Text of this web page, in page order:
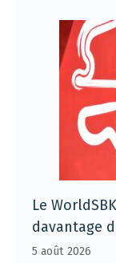
Le
davantage
5 août 2026